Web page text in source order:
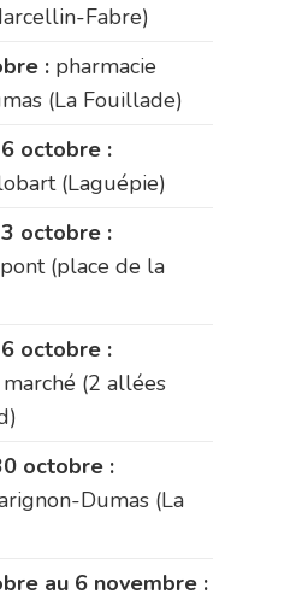
Fabre)
: pharmacie
(La Fouillade)
octobre :
(Laguépie)
octobre :
(place de la
octobre :
(2 allées
octobre :
Dumas (La
au 6 novembre :